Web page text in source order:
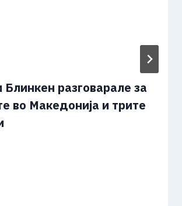
Блинкен разговарале за
во Македонија и трите